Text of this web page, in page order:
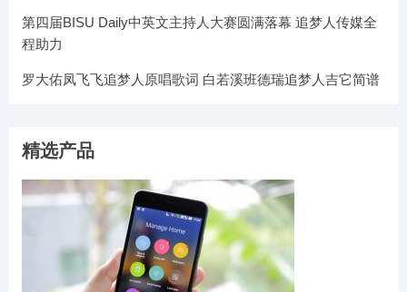
第四届BISU Daily中英文主持人大赛圆满落幕 追梦人传媒全
程助力
罗大佑凤飞飞追梦人原唱歌词 白若溪班德瑞追梦人吉它简谱
精选产品